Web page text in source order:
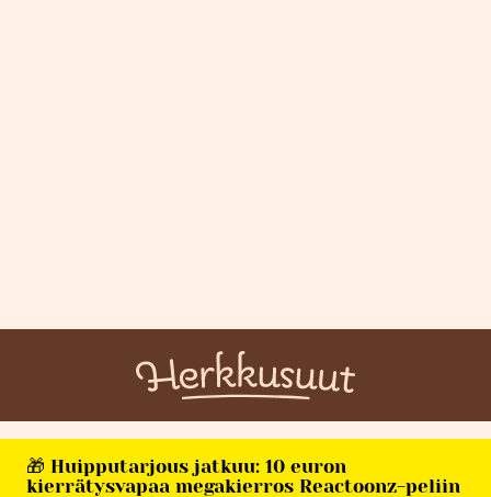
🎁 Huipputarjous jatkuu: 10 euron
kierrätysvapaa megakierros Reactoonz-peliin